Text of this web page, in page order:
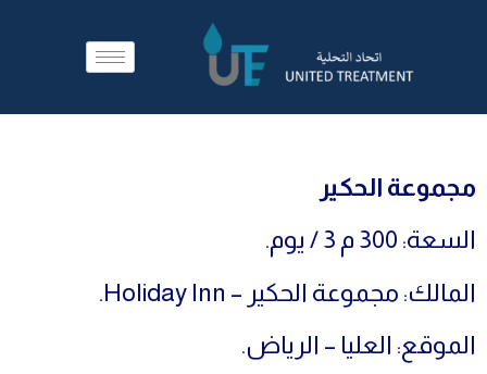
مجموعة الحكير
السعة: 300 م 3 / يوم.
المالك: مجموعة الحكير – Holiday Inn.
الموقع: العليا – الرياض.